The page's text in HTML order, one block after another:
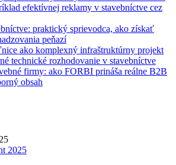
praktický sprievodca, ako získať
peňazí
firmy: ako FORBI prináša reálne B2B
obsah
2025